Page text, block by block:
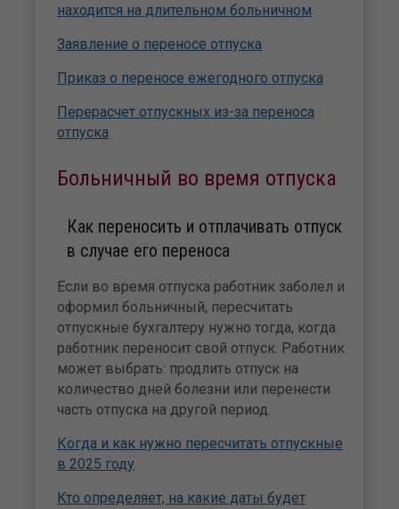
находится на длительном больничном
Заявление о переносе отпуска
Приказ о переносе ежегодного отпуска
Перерасчет отпускных из-за переноса
отпуска
Больничный во время отпуска
Как переносить и отплачивать отпуск
в случае его переноса
Если во время отпуска работник заболел и
оформил больничный, пересчитать
отпускные бухгалтеру нужно тогда, когда
работник переносит свой отпуск. Работник
может выбрать: продлить отпуск на
количество дней болезни или перенести
часть отпуска на другой период.
Когда и как нужно пересчитать отпускные
в 2025 году
Кто определяет, на какие даты будет